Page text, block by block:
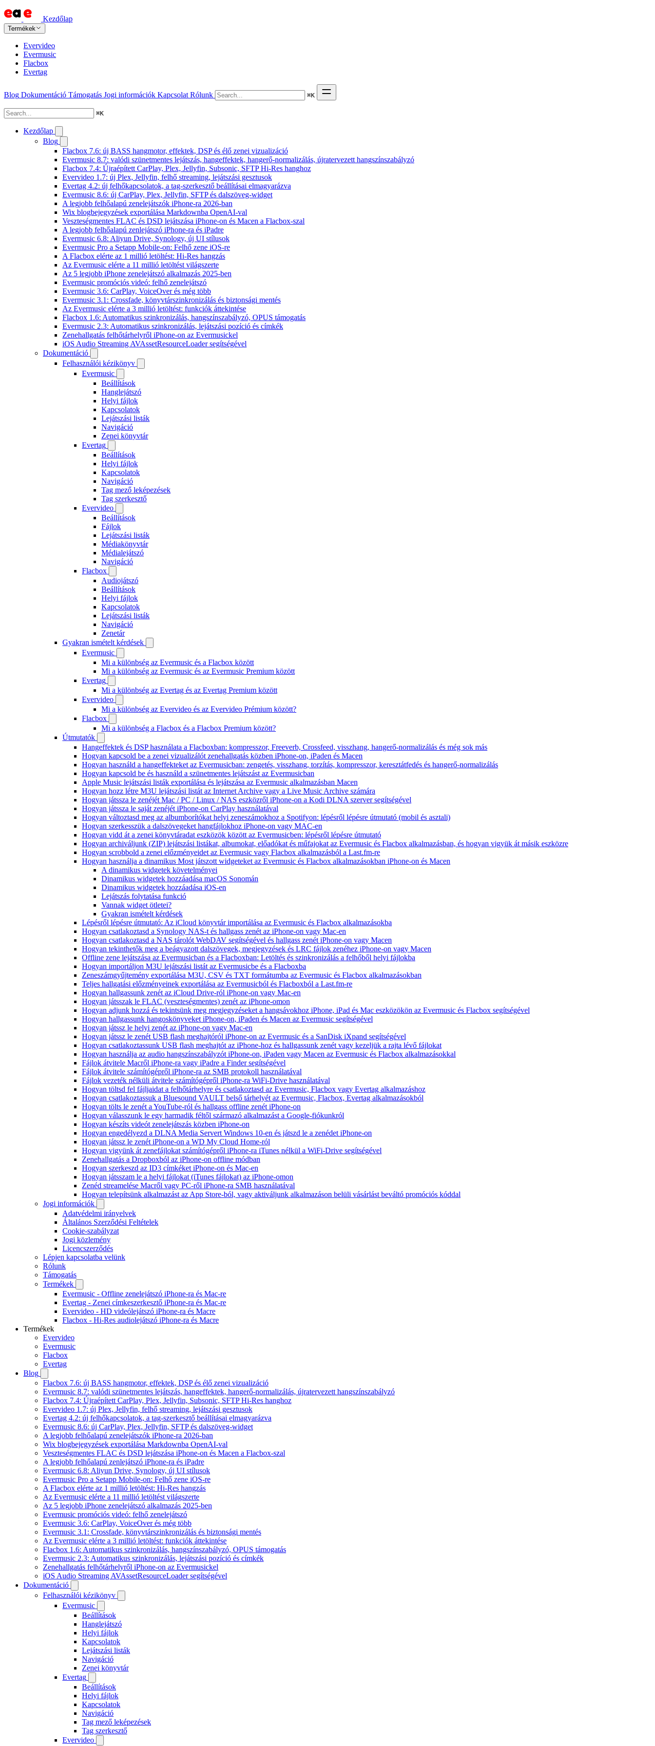
Kezdőlap
Termékek
Evervideo
Evermusic
Flacbox
Evertag
Blog Dokumentáció Támogatás Jogi információk Kapcsolat Rólunk ⌘K
⌘K
Kezdőlap
Blog
Flacbox 7.6: új BASS hangmotor, effektek, DSP és élő zenei vizualizáció
Evermusic 8.7: valódi szünetmentes lejátszás, hangeffektek, hangerő-normalizálás, újratervezett hangszínszabályzó
Flacbox 7.4: Újraépített CarPlay, Plex, Jellyfin, Subsonic, SFTP Hi-Res hanghoz
Evervideo 1.7: új Plex, Jellyfin, felhő streaming, lejátszási gesztusok
Evertag 4.2: új felhőkapcsolatok, a tag-szerkesztő beállításai elmagyarázva
Evermusic 8.6: új CarPlay, Plex, Jellyfin, SFTP és dalszöveg-widget
A legjobb felhőalapú zenelejátszók iPhone-ra 2026-ban
Wix blogbejegyzések exportálása Markdownba OpenAI-val
Veszteségmentes FLAC és DSD lejátszása iPhone-on és Macen a Flacbox-szal
A legjobb felhőalapú zenlejátszó iPhone-ra és iPadre
Evermusic 6.8: Aliyun Drive, Synology, új UI stílusok
Evermusic Pro a Setapp Mobile-on: Felhő zene iOS-re
A Flacbox elérte az 1 millió letöltést: Hi-Res hangzás
Az Evermusic elérte a 11 millió letöltést világszerte
Az 5 legjobb iPhone zenelejátszó alkalmazás 2025-ben
Evermusic promóciós videó: felhő zenelejátszó
Evermusic 3.6: CarPlay, VoiceOver és még több
Evermusic 3.1: Crossfade, könyvtárszinkronizálás és biztonsági mentés
Az Evermusic elérte a 3 millió letöltést: funkciók áttekintése
Flacbox 1.6: Automatikus szinkronizálás, hangszínszabályzó, OPUS támogatás
Evermusic 2.3: Automatikus szinkronizálás, lejátszási pozíció és címkék
Zenehallgatás felhőtárhelyről iPhone-on az Evermusickel
iOS Audio Streaming AVAssetResourceLoader segítségével
Dokumentáció
Felhasználói kézikönyv
Evermusic
Beállítások
Hanglejátszó
Helyi fájlok
Kapcsolatok
Lejátszási listák
Navigáció
Zenei könyvtár
Evertag
Beállítások
Helyi fájlok
Kapcsolatok
Navigáció
Tag mező leképezések
Tag szerkesztő
Evervideo
Beállítások
Fájlok
Lejátszási listák
Médiakönyvtár
Médialejátszó
Navigáció
Flacbox
Audiojátszó
Beállítások
Helyi fájlok
Kapcsolatok
Lejátszási listák
Navigáció
Zenetár
Gyakran ismételt kérdések
Evermusic
Mi a különbség az Evermusic és a Flacbox között
Mi a különbség az Evermusic és az Evermusic Premium között
Evertag
Mi a különbség az Evertag és az Evertag Premium között
Evervideo
Mi a különbség az Evervideo és az Evervideo Prémium között?
Flacbox
Mi a különbség a Flacbox és a Flacbox Premium között?
Útmutatók
Hangeffektek és DSP használata a Flacboxban: kompresszor, Freeverb, Crossfeed, visszhang, hangerő-normalizálás és még sok más
Hogyan kapcsold be a zenei vizualizálót zenehallgatás közben iPhone-on, iPaden és Macen
Hogyan használd a hangeffekteket az Evermusicban: zengetés, visszhang, torzítás, kompresszor, keresztátfedés és hangerő-normalizálás
Hogyan kapcsold be és használd a szünetmentes lejátszást az Evermusicban
Apple Music lejátszási listák exportálása és lejátszása az Evermusic alkalmazásban Macen
Hogyan hozz létre M3U lejátszási listát az Internet Archive vagy a Live Music Archive számára
Hogyan játssza le zenéjét Mac / PC / Linux / NAS eszközről iPhone-on a Kodi DLNA szerver segítségével
Hogyan játssza le saját zenéjét iPhone-on CarPlay használatával
Hogyan változtasd meg az albumborítókat helyi zeneszámokhoz a Spotifyon: lépésről lépésre útmutató (mobil és asztali)
Hogyan szerkesszük a dalszövegeket hangfájlokhoz iPhone-on vagy MAC-en
Hogyan vidd át a zenei könyvtáradat eszközök között az Evermusicben: lépésről lépésre útmutató
Hogyan archiváljunk (ZIP) lejátszási listákat, albumokat, előadókat és műfajokat az Evermusic és Flacbox alkalmazásban, és hogyan vigyük át másik eszközre
Hogyan scrobbold a zenei előzményeidet az Evermusic vagy Flacbox alkalmazásból a Last.fm-re
Hogyan használja a dinamikus Most játszott widgeteket az Evermusic és Flacbox alkalmazásokban iPhone-on és Macen
A dinamikus widgetek követelményei
Dinamikus widgetek hozzáadása macOS Sonomán
Dinamikus widgetek hozzáadása iOS-en
Lejátszás folytatása funkció
Vannak widget ötletei?
Gyakran ismételt kérdések
Lépésről lépésre útmutató: Az iCloud könyvtár importálása az Evermusic és Flacbox alkalmazásokba
Hogyan csatlakoztasd a Synology NAS-t és hallgass zenét az iPhone-on vagy Mac-en
Hogyan csatlakoztasd a NAS tárolót WebDAV segítségével és hallgass zenét iPhone-on vagy Macen
Hogyan tekinthetők meg a beágyazott dalszövegek, megjegyzések és LRC fájlok zenéhez iPhone-on vagy Macen
Offline zene lejátszása az Evermusicban és a Flacboxban: Letöltés és szinkronizálás a felhőből helyi fájlokba
Hogyan importáljon M3U lejátszási listát az Evermusicbe és a Flacboxba
Zeneszámgyűjtemény exportálása M3U, CSV és TXT formátumba az Evermusic és Flacbox alkalmazásokban
Teljes hallgatási előzményeinek exportálása az Evermusicból és Flacboxból a Last.fm-re
Hogyan hallgassunk zenét az iCloud Drive-ról iPhone-on vagy Mac-en
Hogyan játsszak le FLAC (veszteségmentes) zenét az iPhone-omon
Hogyan adjunk hozzá és tekintsünk meg megjegyzéseket a hangsávokhoz iPhone, iPad és Mac eszközökön az Evermusic és Flacbox segítségével
Hogyan hallgassunk hangoskönyveket iPhone-on, iPaden és Macen az Evermusic segítségével
Hogyan játssz le helyi zenét az iPhone-on vagy Mac-en
Hogyan játssz le zenét USB flash meghajtóról iPhone-on az Evermusic és a SanDisk iXpand segítségével
Hogyan csatlakoztassunk USB flash meghajtót az iPhone-hoz és hallgassunk zenét vagy kezeljük a rajta lévő fájlokat
Hogyan használja az audio hangszínszabályzót iPhone-on, iPaden vagy Macen az Evermusic és Flacbox alkalmazásokkal
Fájlok átvitele Macről iPhone-ra vagy iPadre a Finder segítségével
Fájlok átvitele számítógépről iPhone-ra az SMB protokoll használatával
Fájlok vezeték nélküli átvitele számítógépről iPhone-ra WiFi-Drive használatával
Hogyan töltsd fel fájljaidat a felhőtárhelyre és csatlakoztasd az Evermusic, Flacbox vagy Evertag alkalmazáshoz
Hogyan csatlakoztassuk a Bluesound VAULT belső tárhelyét az Evermusic, Flacbox, Evertag alkalmazásokból
Hogyan tölts le zenét a YouTube-ról és hallgass offline zenét iPhone-on
Hogyan válasszunk le egy harmadik féltől származó alkalmazást a Google-fiókunkról
Hogyan készíts videót zenelejátszás közben iPhone-on
Hogyan engedélyezd a DLNA Media Servert Windows 10-en és játszd le a zenédet iPhone-on
Hogyan játssz le zenét iPhone-on a WD My Cloud Home-ról
Hogyan vigyünk át zenefájlokat számítógépről iPhone-ra iTunes nélkül a WiFi-Drive segítségével
Zenehallgatás a Dropboxból az iPhone-on offline módban
Hogyan szerkeszd az ID3 címkéket iPhone-on és Mac-en
Hogyan játsszam le a helyi fájlokat (iTunes fájlokat) az iPhone-omon
Zenéd streamelése Macről vagy PC-ről iPhone-ra SMB használatával
Hogyan telepítsünk alkalmazást az App Store-ból, vagy aktiváljunk alkalmazáson belüli vásárlást beváltó promóciós kóddal
Jogi információk
Adatvédelmi irányelvek
Általános Szerződési Feltételek
Cookie-szabályzat
Jogi közlemény
Licencszerződés
Lépjen kapcsolatba velünk
Rólunk
Támogatás
Termékek
Evermusic - Offline zenelejátszó iPhone-ra és Mac-re
Evertag - Zenei címkeszerkesztő iPhone-ra és Mac-re
Evervideo - HD videólejátszó iPhone-ra és Macre
Flacbox - Hi-Res audiolejátszó iPhone-ra és Macre
Termékek
Evervideo
Evermusic
Flacbox
Evertag
Blog
Flacbox 7.6: új BASS hangmotor, effektek, DSP és élő zenei vizualizáció
Evermusic 8.7: valódi szünetmentes lejátszás, hangeffektek, hangerő-normalizálás, újratervezett hangszínszabályzó
Flacbox 7.4: Újraépített CarPlay, Plex, Jellyfin, Subsonic, SFTP Hi-Res hanghoz
Evervideo 1.7: új Plex, Jellyfin, felhő streaming, lejátszási gesztusok
Evertag 4.2: új felhőkapcsolatok, a tag-szerkesztő beállításai elmagyarázva
Evermusic 8.6: új CarPlay, Plex, Jellyfin, SFTP és dalszöveg-widget
A legjobb felhőalapú zenelejátszók iPhone-ra 2026-ban
Wix blogbejegyzések exportálása Markdownba OpenAI-val
Veszteségmentes FLAC és DSD lejátszása iPhone-on és Macen a Flacbox-szal
A legjobb felhőalapú zenlejátszó iPhone-ra és iPadre
Evermusic 6.8: Aliyun Drive, Synology, új UI stílusok
Evermusic Pro a Setapp Mobile-on: Felhő zene iOS-re
A Flacbox elérte az 1 millió letöltést: Hi-Res hangzás
Az Evermusic elérte a 11 millió letöltést világszerte
Az 5 legjobb iPhone zenelejátszó alkalmazás 2025-ben
Evermusic promóciós videó: felhő zenelejátszó
Evermusic 3.6: CarPlay, VoiceOver és még több
Evermusic 3.1: Crossfade, könyvtárszinkronizálás és biztonsági mentés
Az Evermusic elérte a 3 millió letöltést: funkciók áttekintése
Flacbox 1.6: Automatikus szinkronizálás, hangszínszabályzó, OPUS támogatás
Evermusic 2.3: Automatikus szinkronizálás, lejátszási pozíció és címkék
Zenehallgatás felhőtárhelyről iPhone-on az Evermusickel
iOS Audio Streaming AVAssetResourceLoader segítségével
Dokumentáció
Felhasználói kézikönyv
Evermusic
Beállítások
Hanglejátszó
Helyi fájlok
Kapcsolatok
Lejátszási listák
Navigáció
Zenei könyvtár
Evertag
Beállítások
Helyi fájlok
Kapcsolatok
Navigáció
Tag mező leképezések
Tag szerkesztő
Evervideo